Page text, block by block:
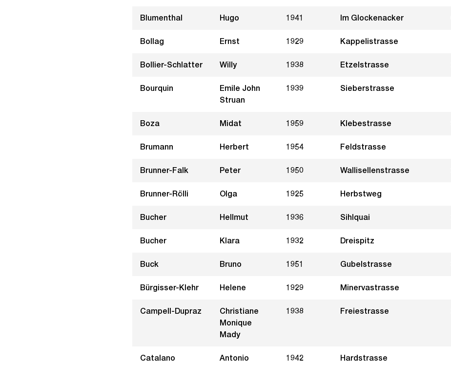
Blumenthal Hugo 1941 Im Glockenacker
Bollag Ernst 1929 Kappelistrasse
Bollier-Schlatter Willy 1938 Etzelstrasse
Bourquin
Emile John
Struan
1939 Sieberstrasse
Boza Midat 1959 Klebestrasse
Brumann Herbert 1954 Feldstrasse
Brunner-Falk Peter 1950 Wallisellenstrasse
Brunner-Rölli Olga 1925 Herbstweg
Bucher Hellmut 1936 Sihlquai
Bucher Klara 1932 Dreispitz
Buck Bruno 1951 Gubelstrasse
Bürgisser-Klehr Helene 1929 Minervastrasse
Campell-Dupraz
Christiane
Monique
Mady
1938 Freiestrasse
Catalano Antonio 1942 Hardstrasse